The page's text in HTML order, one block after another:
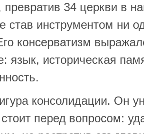
превратив 34 церкви в
став инструментом ни
консерватизм
язык, историческая
консолидации. Он
стоит перед вопросом: